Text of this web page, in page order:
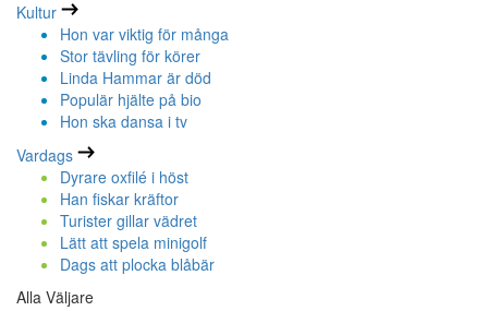
Kultur
Hon var viktig för många
Stor tävling för körer
Linda Hammar är död
Populär hjälte på bio
Hon ska dansa i tv
Vardags
Dyrare oxfilé i höst
Han fiskar kräftor
Turister gillar vädret
Lätt att spela minigolf
Dags att plocka blåbär
Alla Väljare